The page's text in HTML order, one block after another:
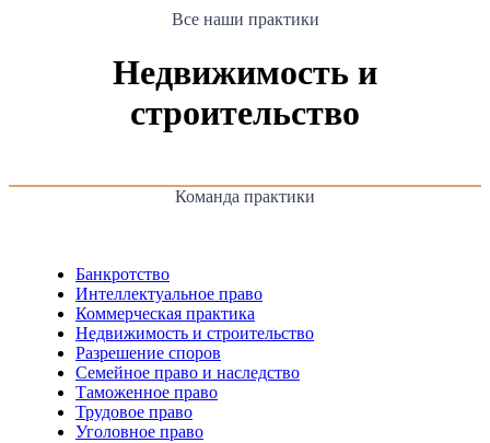
Все наши практики
Недвижимость и
строительство
Команда практики
Банкротство
Интеллектуальное право
Коммерческая практика
Недвижимость и строительство
Разрешение споров
Семейное право и наследство
Таможенное право
Трудовое право
Уголовное право